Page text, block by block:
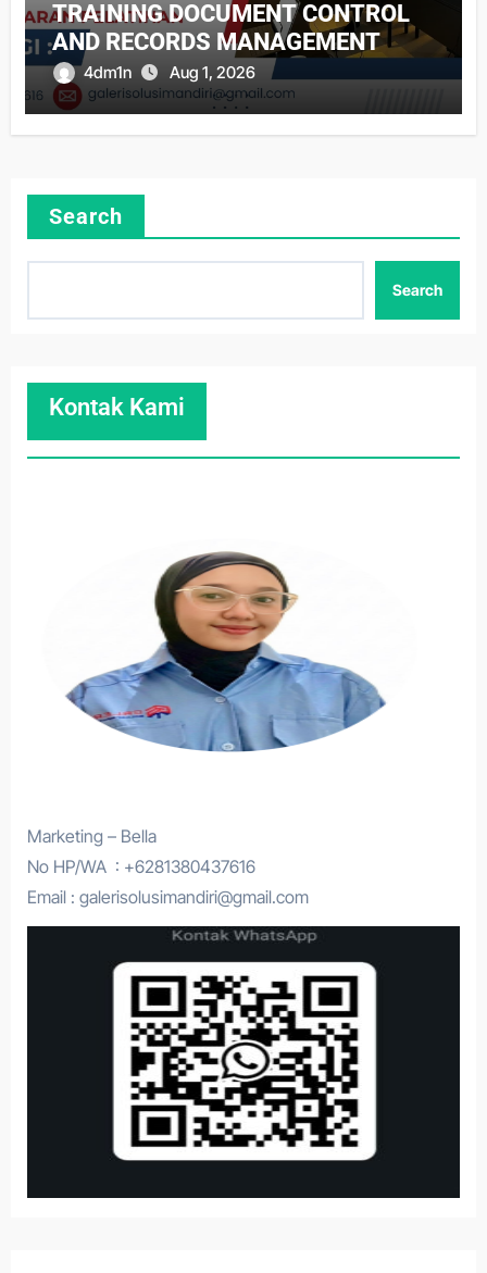
TRAINING DOCUMENT CONTROL
AND RECORDS MANAGEMENT
4dm1n Aug 1, 2026
Search
Search
Kontak Kami
Marketing – Bella
No HP/WA : +6281380437616
Email : galerisolusimandiri@gmail.com